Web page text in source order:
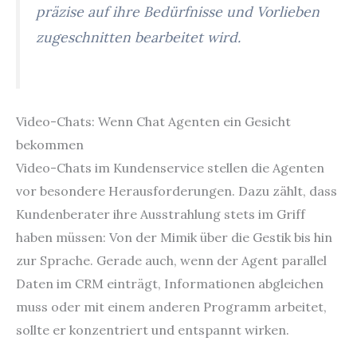
präzise auf ihre Bedürfnisse und Vorlieben
zugeschnitten bearbeitet wird.
Video-Chats: Wenn Chat Agenten ein Gesicht
bekommen
Video-Chats im Kundenservice stellen die Agenten
vor besondere Herausforderungen. Dazu zählt, dass
Kundenberater ihre Ausstrahlung stets im Griff
haben müssen: Von der Mimik über die Gestik bis hin
zur Sprache. Gerade auch, wenn der Agent parallel
Daten im CRM einträgt, Informationen abgleichen
muss oder mit einem anderen Programm arbeitet,
sollte er konzentriert und entspannt wirken.